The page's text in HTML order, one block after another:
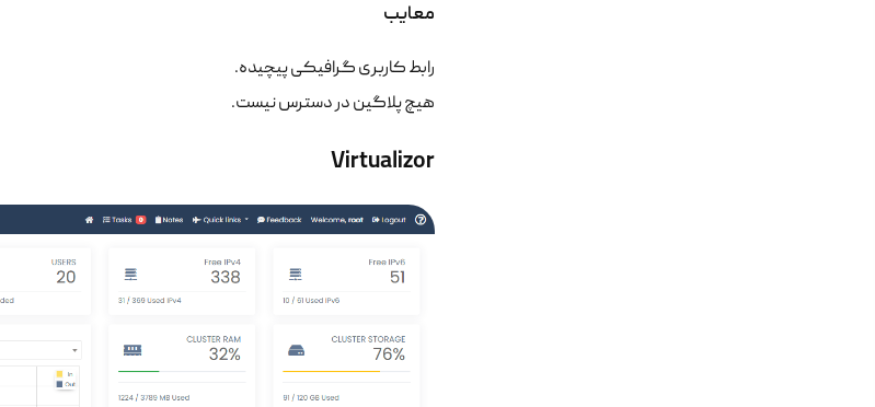
معایب
رابط کاربری گرافیکی پیچیده.
هیچ پلاگین در دسترس نیست.
Virtualizor